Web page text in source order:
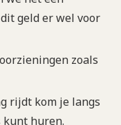
geld er wel voor
zoals
rijdt kom je langs
huren.